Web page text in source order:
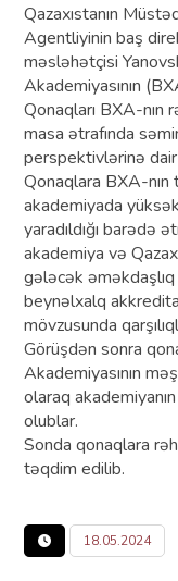
Qazaxıstanın
Agentliyinin baş
məsləhətçisi
Akademiyasının
Qonaqları BXA-nın
masa ətrafında
perspektivlərinə dair
Qonaqlara BXA-nın
akademiyada
yaradıldığı barədə
akademiya və
gələcək
beynəlxalq
mövzusunda
Görüşdən sonra
Akademiyasının
olaraq
olublar.
Sonda qonaqlara
təqdim edilib.
18.05.2024